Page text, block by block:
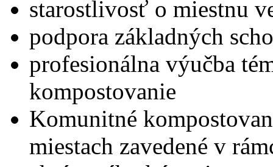
starostlivosť o miestnu
podpora základných
profesionálna výučba
kompostovanie
Komunitné
miestach zavedené v